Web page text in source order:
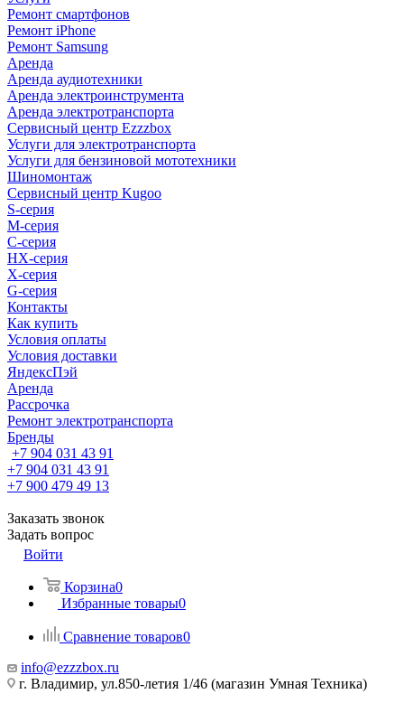
Ремонт смартфонов
Ремонт iPhone
Ремонт Samsung
Аренда
Аренда аудиотехники
Аренда электроинструмента
Аренда электротранспорта
Сервисный центр Ezzzbox
Услуги для электротранспорта
Услуги для бензиновой мототехники
Шиномонтаж
Сервисный центр Kugoo
S-cерия
M-серия
С-серия
HX-серия
X-серия
G-серия
Контакты
Как купить
Условия оплаты
Условия доставки
ЯндексПэй
Аренда
Рассрочка
Ремонт электротранспорта
Бренды
+7 904 031 43 91
+7 904 031 43 91
+7 900 479 49 13
Заказать звонок
Задать вопрос
Войти
Корзина0
Избранные товары0
Сравнение товаров0
info@ezzzbox.ru
г. Владимир, ул.850-летия 1/46 (магазин Умная Техника)